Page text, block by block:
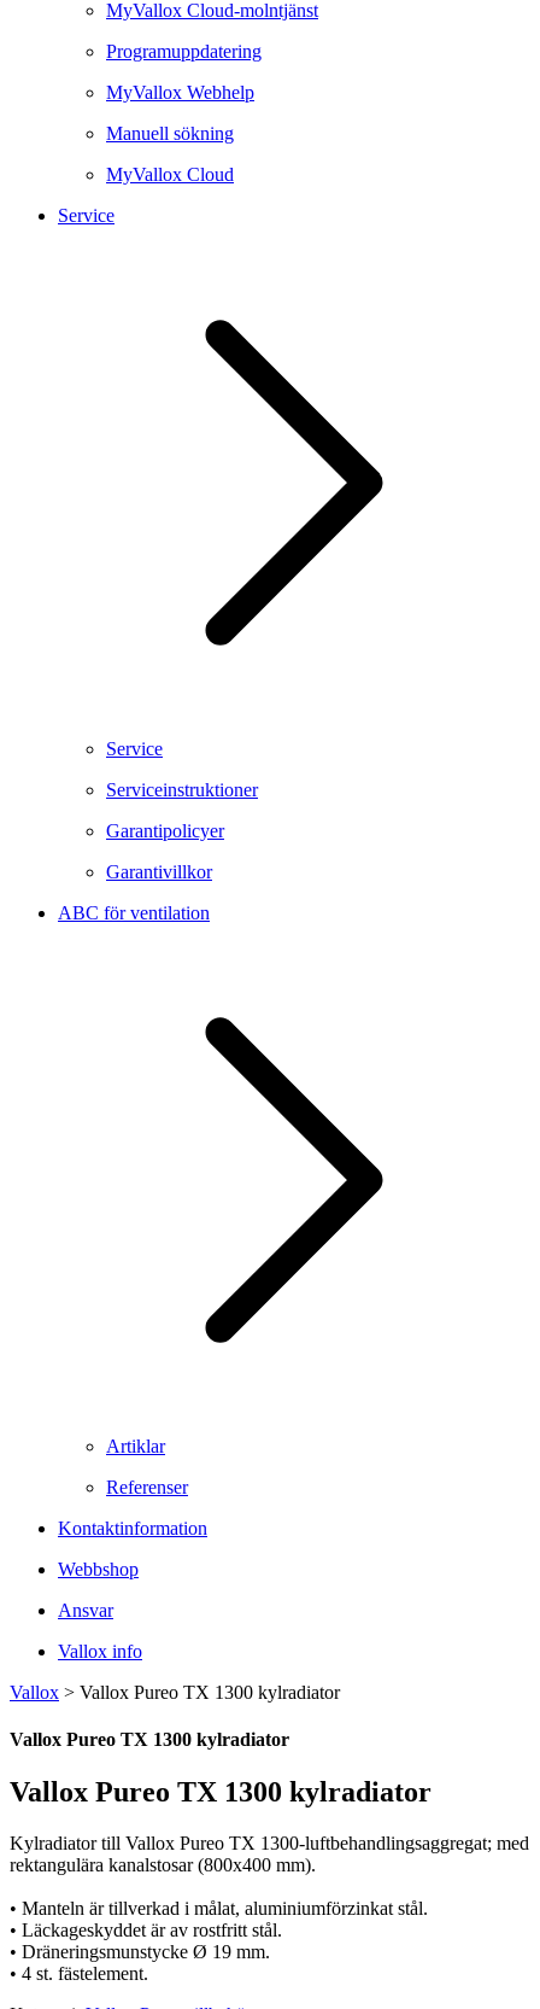
MyVallox Cloud-molntjänst
Programuppdatering
MyVallox Webhelp
Manuell sökning
MyVallox Cloud
Service
Service
Serviceinstruktioner
Garantipolicyer
Garantivillkor
ABC för ventilation
Artiklar
Referenser
Kontaktinformation
Webbshop
Ansvar
Vallox info
Vallox > Vallox Pureo TX 1300 kylradiator
Vallox Pureo TX 1300 kylradiator
Vallox Pureo TX 1300 kylradiator
Kylradiator till Vallox Pureo TX 1300-luftbehandlingsaggregat; med
rektangulära kanalstosar (800x400 mm).
• Manteln är tillverkad i målat, aluminiumförzinkat stål.
• Läckageskyddet är av rostfritt stål.
• Dräneringsmunstycke Ø 19 mm.
• 4 st. fästelement.